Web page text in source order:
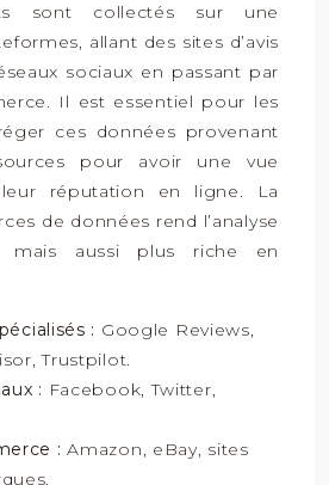
sont collectés sur une
allant des sites d’avis
sociaux en passant par
Il est essentiel pour les
ces données provenant
pour avoir une vue
leur réputation en ligne. La
de données rend l’analyse
mais aussi plus riche en
: Google Reviews,
Trustpilot.
: Facebook, Twitter,
:Amazon, eBay, sites